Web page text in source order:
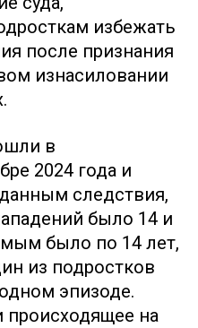
избежать
после признания
изнасиловании
в
2024 года и
следствия,
было 14 и
было по 14 лет,
из подростков
эпизоде.
на